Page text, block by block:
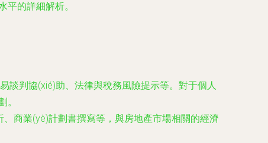
的詳細解析。
談判協(xié)助、法律與稅務風險提示等。對于個人
。
商業(yè)計劃書撰寫等，與房地產市場相關的經濟